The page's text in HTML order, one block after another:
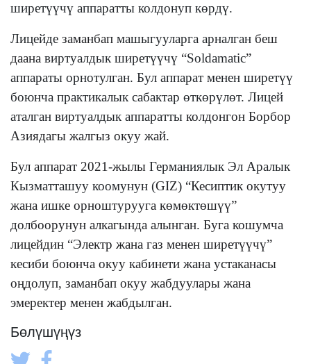
ширетүүчү аппаратты колдонуп көрдү.
Лицейде заманбап машыгууларга арналган беш
даана виртуалдык ширетүүчү “Soldamatic”
аппараты орнотулган. Бул аппарат менен ширетүү
боюнча практикалык сабактар өткөрүлөт. Лицей
аталган виртуалдык аппаратты колдонгон Борбор
Азиядагы жалгыз окуу жай.
Бул аппарат 2021-жылы Германиялык Эл Аралык
Кызматташуу коомунун (GIZ) “Кесиптик окутуу
жана ишке орноштурууга көмөктөшүү”
долбоорунун алкагында алынган. Буга кошумча
лицейдин “Электр жана газ менен ширетүүчү”
кесиби боюнча окуу кабинети жана устаканасы
оңдолуп, заманбап окуу жабдуулары жана
эмеректер менен жабдылган.
Бөлүшүңүз